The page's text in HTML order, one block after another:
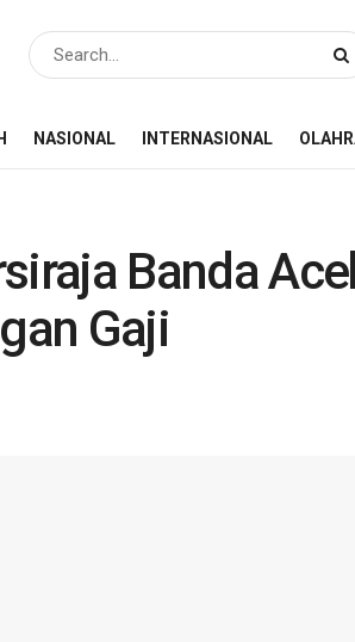
NASIONAL INTERNASIONAL
Banda
Gaji